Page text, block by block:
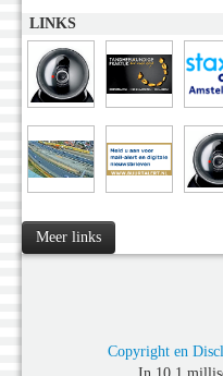
LINKS
Meer links
Copyright en